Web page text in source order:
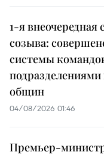
1-я внеочередная
созыва:
системы
подразделениями
общин
04/08/2026 01:46
Премьер-